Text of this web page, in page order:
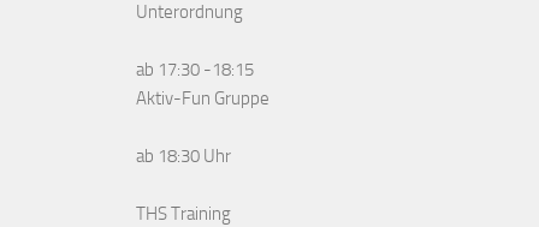
Unterordnung
ab 17:30 -18:15
Aktiv-Fun Gruppe
ab 18:30 Uhr
THS Training